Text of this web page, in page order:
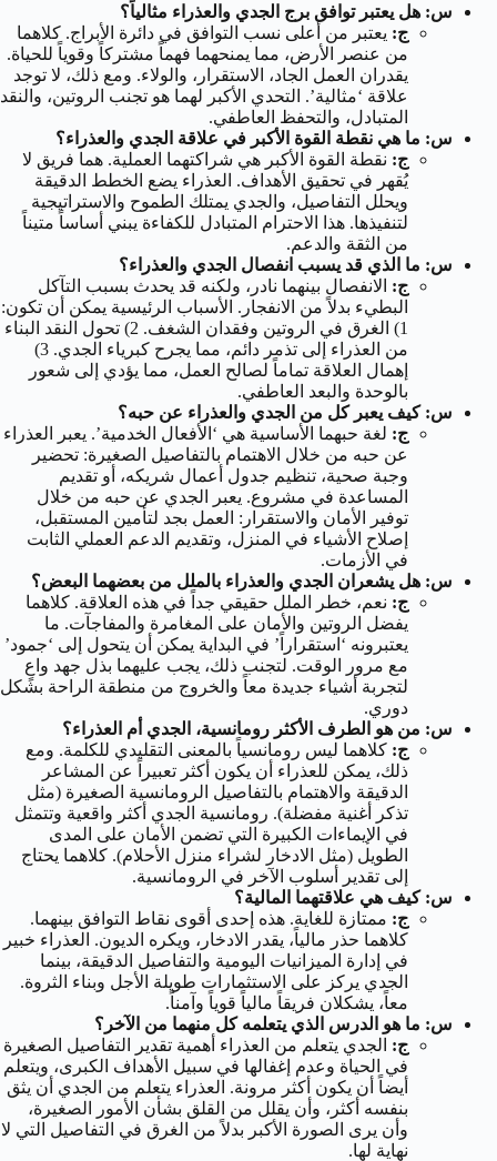
س: هل يعتبر توافق برج الجدي والعذراء مثالياً؟
ج: يعتبر من أعلى نسب التوافق في دائرة الأبراج. كلاهما
من عنصر الأرض، مما يمنحهما فهماً مشتركاً وقوياً للحياة.
يقدران العمل الجاد، الاستقرار، والولاء. ومع ذلك، لا توجد
علاقة ‘مثالية’. التحدي الأكبر لهما هو تجنب الروتين، والنقد
المتبادل، والتحفظ العاطفي.
س: ما هي نقطة القوة الأكبر في علاقة الجدي والعذراء؟
ج: نقطة القوة الأكبر هي شراكتهما العملية. هما فريق لا
يُقهر في تحقيق الأهداف. العذراء يضع الخطط الدقيقة
ويحلل التفاصيل، والجدي يمتلك الطموح والاستراتيجية
لتنفيذها. هذا الاحترام المتبادل للكفاءة يبني أساساً متيناً
من الثقة والدعم.
س: ما الذي قد يسبب انفصال الجدي والعذراء؟
ج: الانفصال بينهما نادر، ولكنه قد يحدث بسبب التآكل
البطيء بدلاً من الانفجار. الأسباب الرئيسية يمكن أن تكون:
1) الغرق في الروتين وفقدان الشغف. 2) تحول النقد البناء
من العذراء إلى تذمر دائم، مما يجرح كبرياء الجدي. 3)
إهمال العلاقة تماماً لصالح العمل، مما يؤدي إلى شعور
بالوحدة والبعد العاطفي.
س: كيف يعبر كل من الجدي والعذراء عن حبه؟
ج: لغة حبهما الأساسية هي ‘الأفعال الخدمية’. يعبر العذراء
عن حبه من خلال الاهتمام بالتفاصيل الصغيرة: تحضير
وجبة صحية، تنظيم جدول أعمال شريكه، أو تقديم
المساعدة في مشروع. يعبر الجدي عن حبه من خلال
توفير الأمان والاستقرار: العمل بجد لتأمين المستقبل،
إصلاح الأشياء في المنزل، وتقديم الدعم العملي الثابت
في الأزمات.
س: هل يشعران الجدي والعذراء بالملل من بعضهما البعض؟
ج: نعم، خطر الملل حقيقي جداً في هذه العلاقة. كلاهما
يفضل الروتين والأمان على المغامرة والمفاجآت. ما
يعتبرونه ‘استقراراً’ في البداية يمكن أن يتحول إلى ‘جمود’
مع مرور الوقت. لتجنب ذلك، يجب عليهما بذل جهد واعٍ
لتجربة أشياء جديدة معاً والخروج من منطقة الراحة بشكل
دوري.
س: من هو الطرف الأكثر رومانسية، الجدي أم العذراء؟
ج: كلاهما ليس رومانسياً بالمعنى التقليدي للكلمة. ومع
ذلك، يمكن للعذراء أن يكون أكثر تعبيراً عن المشاعر
الدقيقة والاهتمام بالتفاصيل الرومانسية الصغيرة (مثل
تذكر أغنية مفضلة). رومانسية الجدي أكثر واقعية وتتمثل
في الإيماءات الكبيرة التي تضمن الأمان على المدى
الطويل (مثل الادخار لشراء منزل الأحلام). كلاهما يحتاج
إلى تقدير أسلوب الآخر في الرومانسية.
س: كيف هي علاقتهما المالية؟
ج: ممتازة للغاية. هذه إحدى أقوى نقاط التوافق بينهما.
كلاهما حذر مالياً، يقدر الادخار، ويكره الديون. العذراء خبير
في إدارة الميزانيات اليومية والتفاصيل الدقيقة، بينما
الجدي يركز على الاستثمارات طويلة الأجل وبناء الثروة.
معاً، يشكلان فريقاً مالياً قوياً وآمناً.
س: ما هو الدرس الذي يتعلمه كل منهما من الآخر؟
ج: الجدي يتعلم من العذراء أهمية تقدير التفاصيل الصغيرة
في الحياة وعدم إغفالها في سبيل الأهداف الكبرى، ويتعلم
أيضاً أن يكون أكثر مرونة. العذراء يتعلم من الجدي أن يثق
بنفسه أكثر، وأن يقلل من القلق بشأن الأمور الصغيرة،
وأن يرى الصورة الأكبر بدلاً من الغرق في التفاصيل التي لا
نهاية لها.